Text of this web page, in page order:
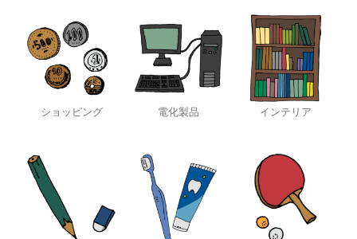
ショッピング 電化製品 インテリア